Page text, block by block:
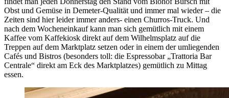
Obst und Gemüse in Demeter-Qualität und immer mal wieder – die
Zeiten sind hier leider immer anders- einen Churros-Truck. Und
nach dem Wocheneinkauf kann man sich gemütlich mit einem
Kaffee vom Kaffekiosk direkt auf dem Wilhelmsplatz auf die
Treppen auf dem Marktplatz setzen oder in einem der umliegenden
Cafés und Bistros (besonders toll: die Espressobar „Trattoria Bar
Centrale“ direkt am Eck des Marktplatzes) gemütlich zu Mittag
essen.